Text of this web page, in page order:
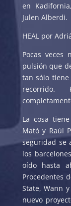
en
Julen Alberdi.
HEAL por
Pocas veces
pulsión que
tan sólo
recorrido.
La cosa
Mató y Raúl
seguridad se
los
oído hasta
Procedentes
State, Wann
nuevo